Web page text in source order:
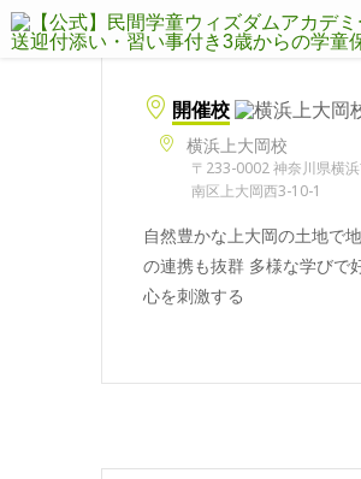
開催校
横浜上大岡校
〒233-0002 神奈川県横
南区上大岡西3-10-1
自然豊かな上大岡の土地で
の連携も抜群 多様な学びで
心を刺激する